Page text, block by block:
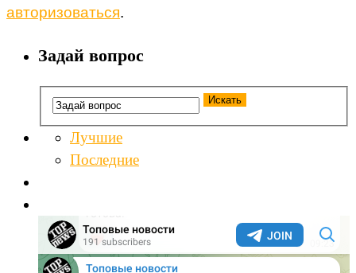
авторизоваться.
Задай вопрос
Лучшие
Последние